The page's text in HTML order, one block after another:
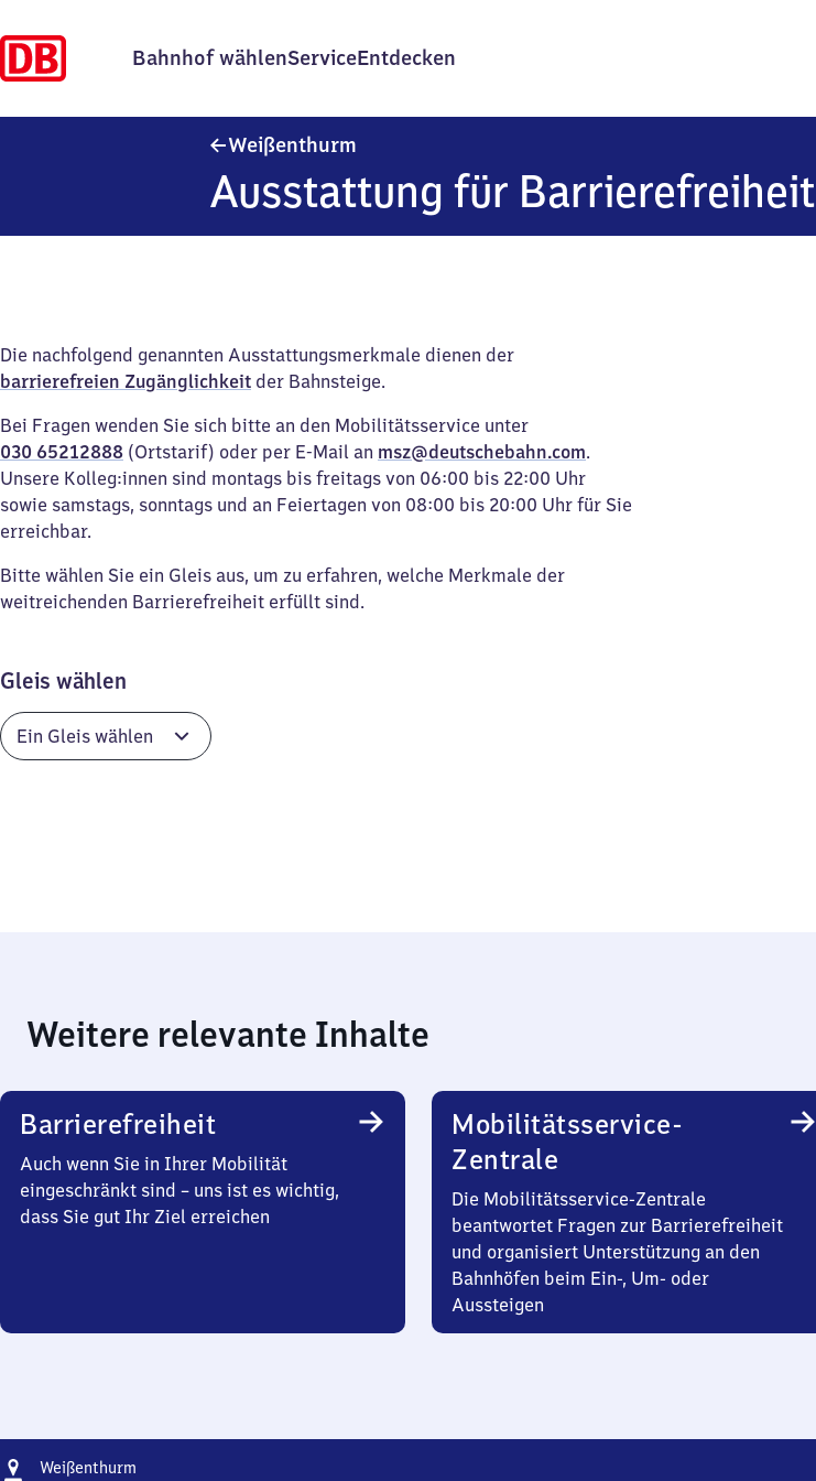
Bahnhof wählenServiceEntdecken
Weißenthurm
Ausstattung für Barrierefreiheit
Die nachfolgend genannten Ausstattungsmerkmale dienen der
barrierefreien Zugänglichkeit der Bahnsteige.
Bei Fragen wenden Sie sich bitte an den Mobilitätsservice unter
030 65212888 (Ortstarif) oder per E-Mail an msz@deutschebahn.com.
Unsere Kolleg:innen sind montags bis freitags von 06:00 bis 22:00 Uhr
sowie samstags, sonntags und an Feiertagen von 08:00 bis 20:00 Uhr für Sie
erreichbar.
Bitte wählen Sie ein Gleis aus, um zu erfahren, welche Merkmale der
weitreichenden Barrierefreiheit erfüllt sind.
Gleis wählen
Weitere relevante Inhalte
Barrierefreiheit
Auch wenn Sie in Ihrer Mobilität
eingeschränkt sind – uns ist es wichtig,
dass Sie gut Ihr Ziel erreichen
Mobilitätsservice-
Zentrale
Die Mobilitätsservice-Zentrale
beantwortet Fragen zur Barrierefreiheit
und organisiert Unterstützung an den
Bahnhöfen beim Ein-, Um- oder
Aussteigen
Adresse
Weißenthurm